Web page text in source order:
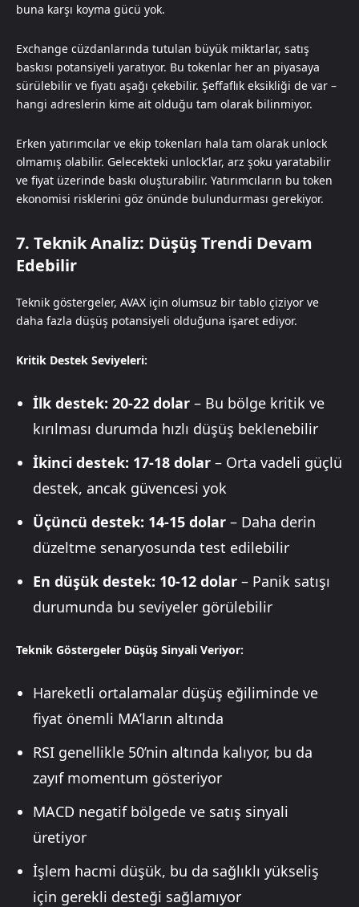
buna karşı koyma gücü yok.
Exchange cüzdanlarında tutulan büyük miktarlar, satış
baskısı potansiyeli yaratıyor. Bu tokenlar her an piyasaya
sürülebilir ve fiyatı aşağı çekebilir. Şeffaflık eksikliği de var –
hangi adreslerin kime ait olduğu tam olarak bilinmiyor.
Erken yatırımcılar ve ekip tokenları hala tam olarak unlock
olmamış olabilir. Gelecekteki unlock’lar, arz şoku yaratabilir
ve fiyat üzerinde baskı oluşturabilir. Yatırımcıların bu token
ekonomisi risklerini göz önünde bulundurması gerekiyor.
7. Teknik Analiz: Düşüş Trendi Devam
Edebilir
Teknik göstergeler, AVAX için olumsuz bir tablo çiziyor ve
daha fazla düşüş potansiyeli olduğuna işaret ediyor.
Kritik Destek Seviyeleri:
İlk destek: 20-22 dolar – Bu bölge kritik ve
kırılması durumda hızlı düşüş beklenebilir
İkinci destek: 17-18 dolar – Orta vadeli güçlü
destek, ancak güvencesi yok
Üçüncü destek: 14-15 dolar – Daha derin
düzeltme senaryosunda test edilebilir
En düşük destek: 10-12 dolar – Panik satışı
durumunda bu seviyeler görülebilir
Teknik Göstergeler Düşüş Sinyali Veriyor:
Hareketli ortalamalar düşüş eğiliminde ve
fiyat önemli MA’ların altında
RSI genellikle 50’nin altında kalıyor, bu da
zayıf momentum gösteriyor
MACD negatif bölgede ve satış sinyali
üretiyor
İşlem hacmi düşük, bu da sağlıklı yükseliş
için gerekli desteği sağlamıyor